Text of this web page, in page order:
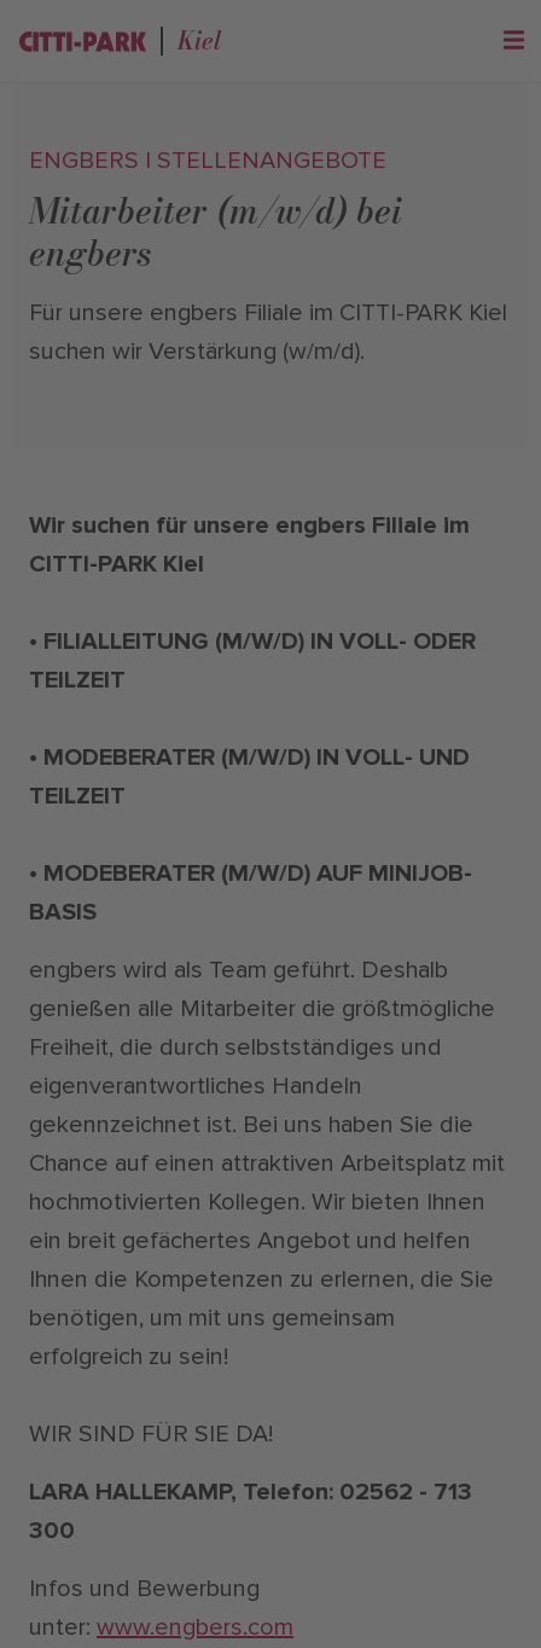
Kiel
ENGBERS | STELLENANGEBOTE
Mitarbeiter (m/w/d) bei
engbers
Für unsere engbers Filiale im CITTI-PARK Kiel
suchen wir Verstärkung (w/m/d).
Wir suchen für unsere engbers Filiale im
CITTI-PARK Kiel
• FILIALLEITUNG (M/W/D) IN VOLL- ODER
TEILZEIT
• MODEBERATER (M/W/D) IN VOLL- UND
TEILZEIT
• MODEBERATER (M/W/D) AUF MINIJOB-
BASIS
engbers wird als Team geführt. Deshalb
genießen alle Mitarbeiter die größtmögliche
Freiheit, die durch selbstständiges und
eigenverantwortliches Handeln
gekennzeichnet ist. Bei uns haben Sie die
Chance auf einen attraktiven Arbeitsplatz mit
hochmotivierten Kollegen. Wir bieten Ihnen
ein breit gefächertes Angebot und helfen
Ihnen die Kompetenzen zu erlernen, die Sie
benötigen, um mit uns gemeinsam
erfolgreich zu sein!
WIR SIND FÜR SIE DA!
LARA HALLEKAMP, Telefon: 02562 - 713
300
Infos und Bewerbung
unter: www.engbers.com